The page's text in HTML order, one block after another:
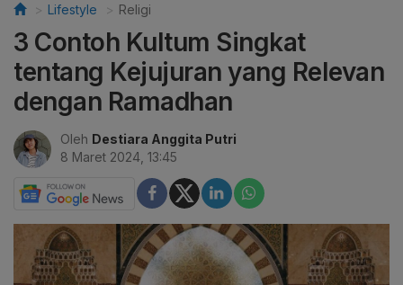
Lifestyle Religi
3 Contoh Kultum Singkat
tentang Kejujuran yang Relevan
dengan Ramadhan
Oleh Destiara Anggita Putri
8 Maret 2024, 13:45